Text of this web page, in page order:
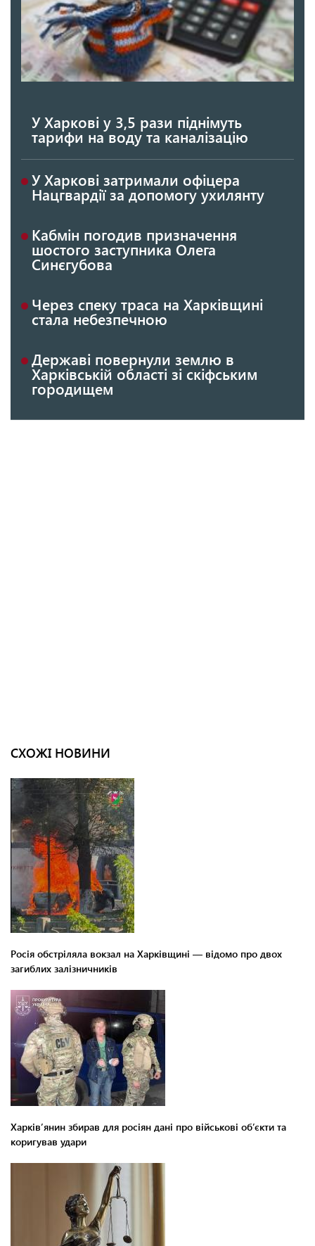
У Харкові у 3,5 рази піднімуть
тарифи на воду та каналізацію
У Харкові затримали офіцера
Нацгвардії за допомогу ухилянту
Кабмін погодив призначення
шостого заступника Олега
Синєгубова
Через спеку траса на Харківщині
стала небезпечною
Державі повернули землю в
Харківській області зі скіфським
городищем
СХОЖІ НОВИНИ
Росія обстріляла вокзал на Харківщині — відомо про двох
загиблих залізничників
Харків’янин збирав для росіян дані про військові об’єкти та
коригував удари